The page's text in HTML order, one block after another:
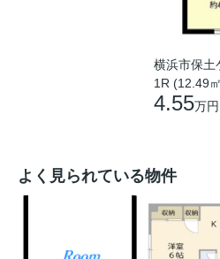
横浜市保土
1R (12.49
4.55万円
よく見られている物件